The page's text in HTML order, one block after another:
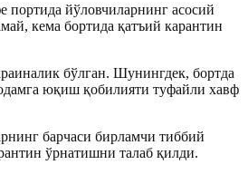
портида йўловчиларнинг асосий
кема бортида қатъий карантин
бўлган. Шунингдек, бортда
юқиш қобилияти туфайли хавф
барчаси бирламчи тиббий
ўрнатишни талаб қилди.